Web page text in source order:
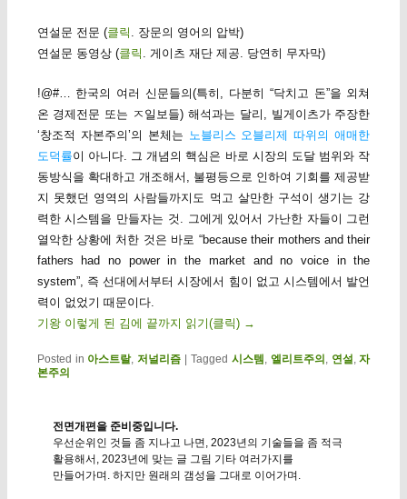
연설문 전문 (클릭
. 장문의 영어의 압박)
연설문 동영상 (클릭 . 게이츠 재단 제공. 당연히 무자막)
!@#… 한국의 여러 신문들의(특히, 다분히 “닥치고 돈”을 외쳐
온 경제전문 또는 ㅈ일보들) 해석과는 달리, 빌게이츠가 주장한
‘창조적 자본주의’의 본체는 노블리스 오블리제 따위의 애매한
도덕률이 아니다. 그 개념의 핵심은 바로 시장의 도달 범위와 작
동방식을 확대하고 개조해서, 불평등으로 인하여 기회를 제공받
지 못했던 영역의 사람들까지도 먹고 살만한 구석이 생기는 강
력한 시스템을 만들자는 것. 그에게 있어서 가난한 자들이 그런
열악한 상황에 처한 것은 바로 “because their mothers and their
fathers had no power in the market and no voice in the
system”, 즉 선대에서부터 시장에서 힘이 없고 시스템에서 발언
력이 없었기 때문이다.
기왕 이렇게 된 김에 끝까지 읽기(클릭) →
Posted in 아스트랄,저널리즘 Tagged 시스템 , 엘리트주의 , 연설,자
본주의
전면개편을 준비중입니다.
우선순위인 것들 좀 지나고 나면, 2023년의 기술들을 좀 적극
활용해서, 2023년에 맞는 글 그림 기타 여러가지를
만들어가며. 하지만 원래의 갬성을 그대로 이어가며.